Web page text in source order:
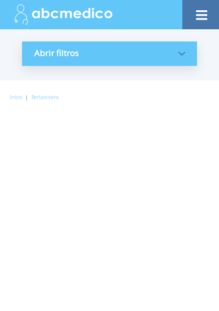
Abrir filtros
Inicio | Bertamirans